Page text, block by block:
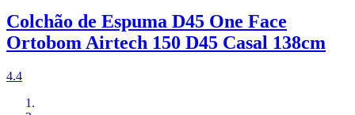
Colchão de Espuma D45 One Face
Ortobom Airtech 150 D45 Casal 138cm
4.4